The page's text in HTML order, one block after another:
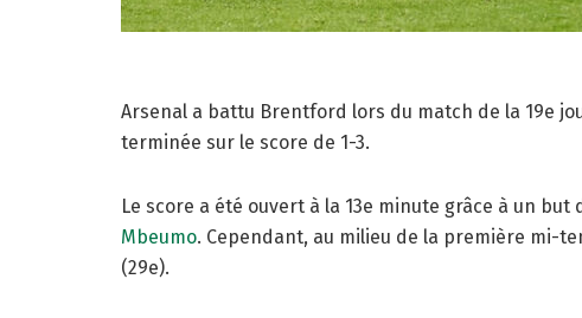
Arsenal a battu Brentford lors du match de la 19e
terminée sur le score de 1-3.
Le score a été ouvert à la 13e minute grâce à un
Mbeumo. Cependant, au milieu de la première mi-
(29e).